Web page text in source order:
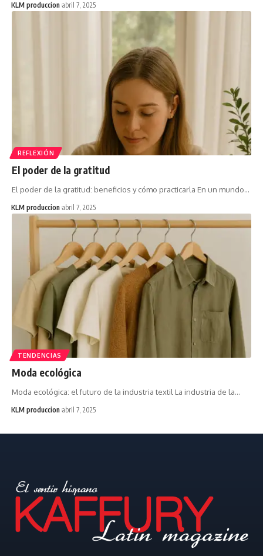
KLM produccion abril 7, 2025
REFLEXIÓN
El poder de la gratitud
El poder de la gratitud: beneficios y cómo practicarla En un mundo…
KLM produccion abril 7, 2025
TENDENCIAS
Moda ecológica
Moda ecológica: el futuro de la industria textil La industria de la…
KLM produccion abril 7, 2025